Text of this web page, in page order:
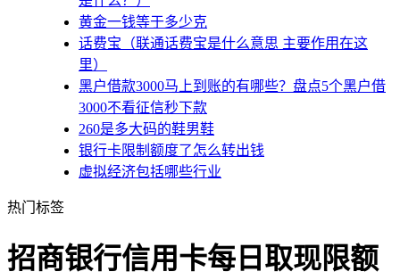
黄金一钱等于多少克
话费宝（联通话费宝是什么意思 主要作用在这
里）
黑户借款3000马上到账的有哪些？盘点5个黑户借
3000不看征信秒下款
260是多大码的鞋男鞋
银行卡限制额度了怎么转出钱
虚拟经济包括哪些行业
热门标签
招商银行信用卡每日取现限额